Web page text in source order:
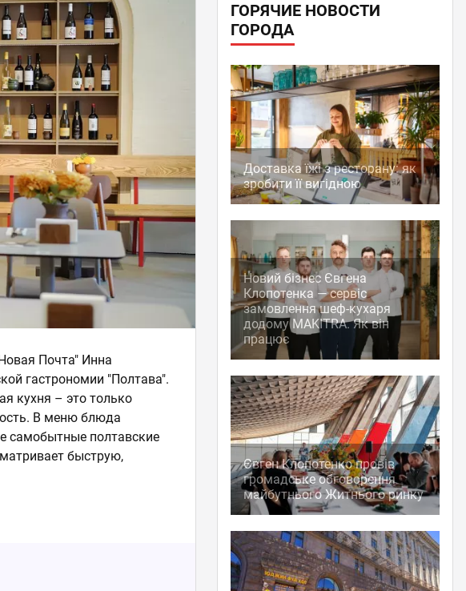
Почта" Инна
гастрономии "Полтава".
кухня – это только
В меню блюда
самобытные полтавские
быструю,
ГОРЯЧИЕ НОВОСТИ
ГОРОДА
Доставка їжі з ресторану: як
зробити її вигідною
Новий бізнес Євгена
Клопотенка — сервіс
замовлення шеф-кухаря
додому MAKITRA. Як він
працює
Євген Клопотенко провів
громадське обговорення
майбутнього Житнього ринку